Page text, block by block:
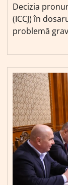
Decizia
(ICCJ) în
problemă